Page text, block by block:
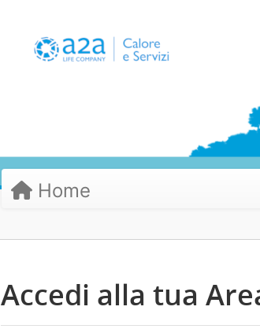
Home
Accedi alla tua